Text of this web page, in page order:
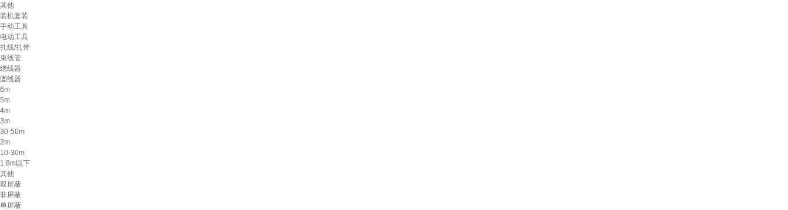
其他
装机套装
手动工具
电动工具
扎线/扎带
束线管
绕线器
固线器
6m
5m
4m
3m
30-50m
2m
10-30m
1.8m以下
其他
双屏蔽
非屏蔽
单屏蔽